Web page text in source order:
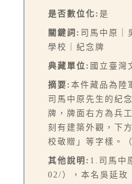
是否數位化: 是
關鍵詞: 司馬中原｜
學校｜紀念牌
典藏單位: 國立臺灣
摘要: 本件藏品為陸
司馬中原先生的紀
牌，牌面右方為兵
刻有建築外觀，下
校敬贈」等字樣。
其他說明: 1.司馬中
02/），本名吳延玫